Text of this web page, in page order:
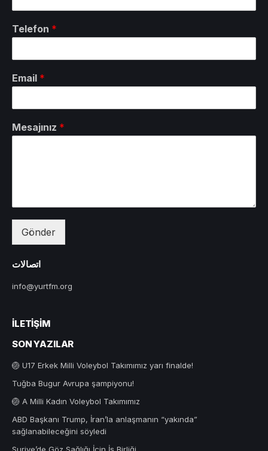
Telefon *
Email *
Mesajınız *
Gönder
اتصالات
info@yurtfm.org
İLETIŞIM
SON YAZILAR
🏐 U17 Erkek Milli Voleybol Takımımız yarı finalde!
Tuğba Bugur Avrupa şampiyonu!
🏐 A Milli Kadın Voleybol Takımımız
ABD Başkanı Trump, İran’la anlaşmanın “yakında”
sağlanabileceğini söyledi
Suriye’de Göz Sağlığı İçin İş Birliği